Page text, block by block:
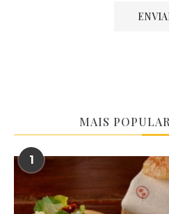
MAIS
1